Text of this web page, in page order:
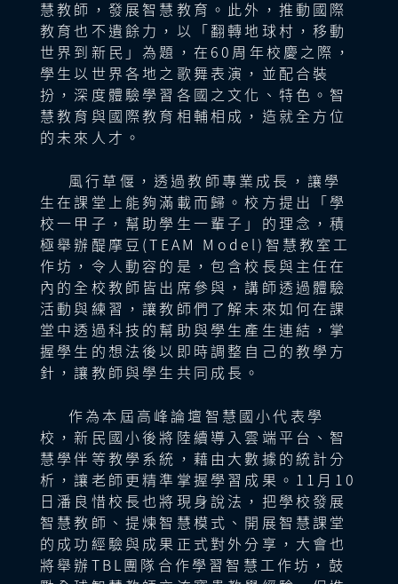
11:00
六年級資訊
《智能提示器》
成都師範銀都小
學
冰潔老師
五年級數學
《找次品》
樂雲老師
二年級語文
《植物媽媽有辦法》
成都高新新城學
校
唐潔老師
四年級英語
《The Lifecycle of a
Pumpkin/Soil》
臺北市私立新民
小學
David老師
二年級語文
《比本領》
成都市天府新區
天府第五小學
程皎老師
11:10
11:50
智慧課堂議課討論
綜合座談
綜合教室
11:50
《檢索表的認識與
應用》
民中學
賴潁維老師
美術教
11:15
11:55
智慧課堂議課討論
(分享聽課心得)、
綜合座談
桃園市立大有國
中
視聽館
13:30
頒發感謝狀、午餐 視聽館
13:30
16:30
TBL團隊合作學習智慧工作坊：群體學
習，決策智慧
講師：林玉君老師
視聽館
慧教師，發展智慧教育。此外，推動國際
教育也不遺餘力，以「翻轉地球村，移動
世界到新民」為題，在60周年校慶之際，
學生以世界各地之歌舞表演，並配合裝
扮，深度體驗學習各國之文化、特色。智
慧教育與國際教育相輔相成，造就全方位
的未來人才。
風行草偃，透過教師專業成長，讓學
生在課堂上能夠滿載而歸。校方提出「學
校一甲子，幫助學生一輩子」的理念，積
極舉辦醍摩豆(TEAM Model)智慧教室工
作坊，令人動容的是，包含校長與主任在
內的全校教師皆出席參與，講師透過體驗
活動與練習，讓教師們了解未來如何在課
堂中透過科技的幫助與學生產生連結，掌
握學生的想法後以即時調整自己的教學方
針，讓教師與學生共同成長。
作為本屆高峰論壇智慧國小代表學
校，新民國小後將陸續導入雲端平台、智
慧學伴等教學系統，藉由大數據的統計分
析，讓老師更精準掌握學習成果。11月10
日潘良惜校長也將現身說法，把學校發展
智慧教師、提煉智慧模式、開展智慧課堂
的成功經驗與成果正式對外分享，大會也
將舉辦TBL團隊合作學習智慧工作坊，鼓